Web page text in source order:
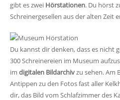
gibt es zwei Hörstationen. Du hörst
Schreinergesellen aus der alten Zeit
Du kannst dir denken, dass es nicht
300 Schreinereien im Museum
im digitalen Bildarchivzu sehen. Am
Antippen zu den Fotos fast aller
dir, das Bild vom Schlafzimmer des